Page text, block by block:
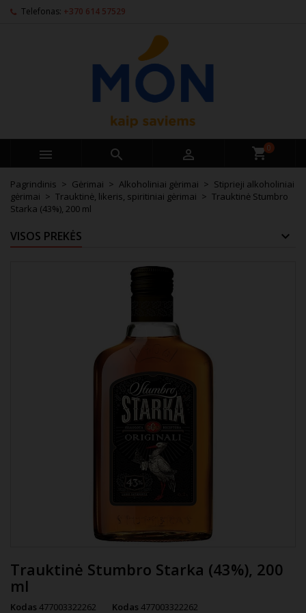
Telefonas: +370 614 57529
   0
Pagrindinis Gėrimai Alkoholiniai gėrimai
Stiprieji alkoholiniai
gėrimai
Trauktinė, likeris, spiritiniai gėrimai
Trauktinė Stumbro
Starka (43%), 200 ml
VISOS PREKĖS
Trauktinė Stumbro Starka (43%), 200
ml
Kodas 477003322262 Kodas 477003322262